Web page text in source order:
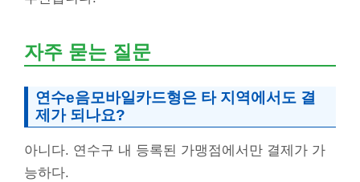
자주 묻는 질문
연수e음모바일카드형은 타 지역에서도 결
제가 되나요?
아니다. 연수구 내 등록된 가맹점에서만 결제가 가
능하다.